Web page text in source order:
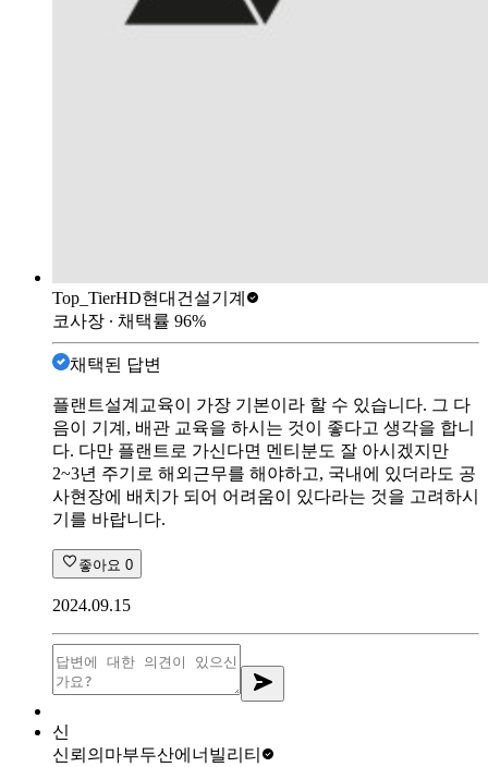
Top_TierHD현대건설기계
코사장 ∙ 채택률 96%
채택된 답변
플랜트설계교육이 가장 기본이라 할 수 있습니다. 그 다
음이 기계, 배관 교육을 하시는 것이 좋다고 생각을 합니
다. 다만 플랜트로 가신다면 멘티분도 잘 아시겠지만
2~3년 주기로 해외근무를 해야하고, 국내에 있더라도 공
사현장에 배치가 되어 어려움이 있다라는 것을 고려하시
기를 바랍니다.
좋아요 0
2024.09.15
신
신뢰의마부두산에너빌리티